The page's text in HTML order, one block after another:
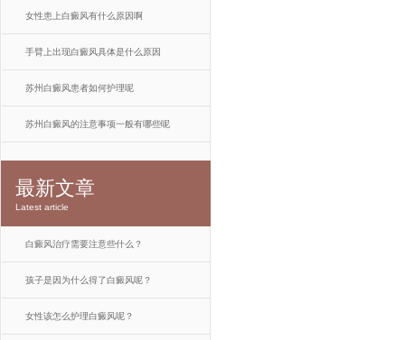
女性患上白癜风有什么原因啊
手臂上出现白癜风具体是什么原因
苏州白癜风患者如何护理呢
苏州白癜风的注意事项一般有哪些呢
最新文章
Latest article
白癜风治疗需要注意些什么？
孩子是因为什么得了白癜风呢？
女性该怎么护理白癜风呢？